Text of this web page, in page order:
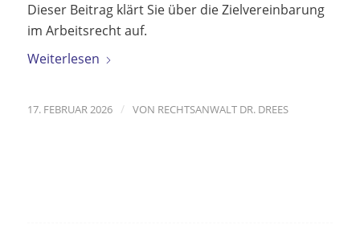
Dieser Beitrag klärt Sie über die Zielvereinbarung
im Arbeitsrecht auf.
Weiterlesen
17. FEBRUAR 2026 / VON RECHTSANWALT DR. DREES